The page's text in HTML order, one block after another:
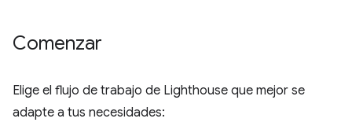
Comenzar
Elige el flujo de trabajo de Lighthouse que mejor se
adapte a tus necesidades: